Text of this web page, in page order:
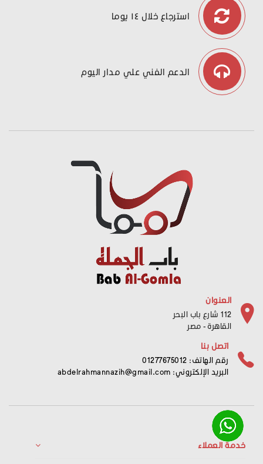
استرجاع خلال ١٤ يوما
الدعم الفني علي مدار اليوم
العنوان
112 شارع باب البحر
القاهرة - مصر
اتصل بنا
رقم الهاتف: 01277675012
البريد الإلكتروني: abdelrahmannazih@gmail.com
خدمة العملاء